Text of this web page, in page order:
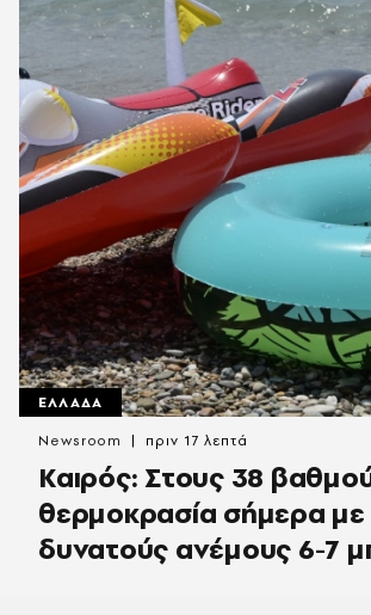
ΕΛΛΑΔΑ
Καιρός: Στους 38
θερμοκρασία σήμερα με
δυνατούς ανέμους 6-7
Newsroom πριν 17 λεπτά